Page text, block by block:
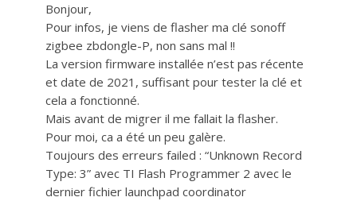
Bonjour,
Pour infos, je viens de flasher ma clé sonoff
zigbee zbdongle-P, non sans mal !!
La version firmware installée n’est pas récente
et date de 2021, suffisant pour tester la clé et
cela a fonctionné.
Mais avant de migrer il me fallait la flasher.
Pour moi, ca a été un peu galère.
Toujours des erreurs failed : “Unknown Record
Type: 3” avec TI Flash Programmer 2 avec le
dernier fichier launchpad coordinator